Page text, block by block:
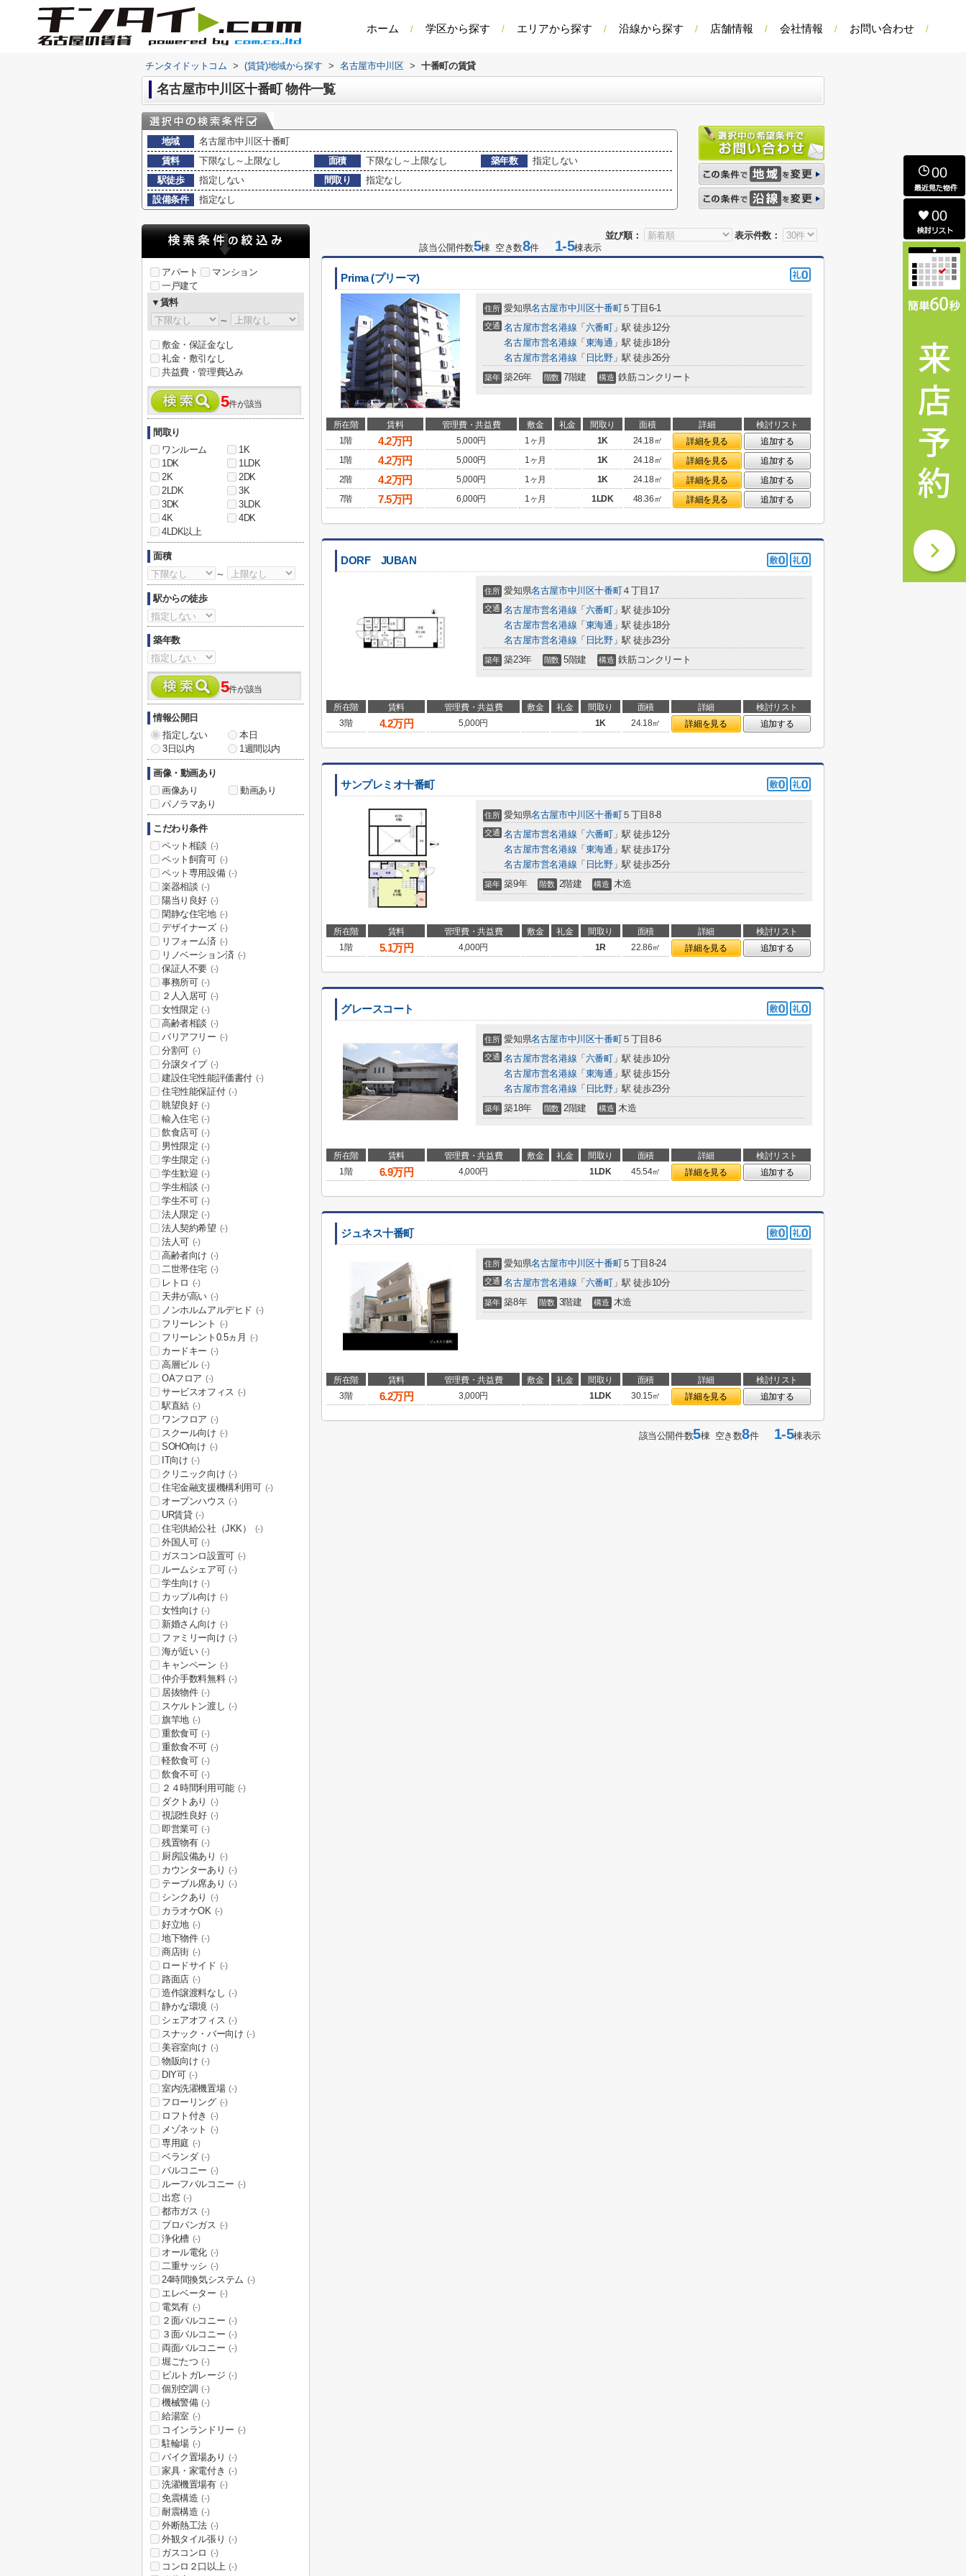
ホーム 学区から探す エリアから探す 沿線から探す 店舗情報 会社情報 お問い合わせ
チンタイドットコム > (賃貸)地域から探す > 名古屋市中川区 > 十番町の賃貸
名古屋市中川区十番町 物件一覧
地域
名古屋市中川区十番町
賃料
下限なし～上限なし 面積 下限なし～上限なし 築年数
指定しない
駅徒歩
指定しない 間取り
指定なし
設備条件
指定なし
並び順：
表示件数：
該当公開件数5棟 空き数8件 1-5棟表示
Prima (プリーマ)
住所 愛知県名古屋市中川区十番町５丁目6-1
交通 名古屋市営名港線 「 六番町」駅 徒歩12分
名古屋市営名港線 「 東海通 」駅 徒歩18分
名古屋市営名港線 「 日比野」駅 徒歩26分
築年 築26年 階数 7階建 構造 鉄筋コンクリート
所在階 賃料 管理費・共益費 敷金 礼金 間取り 面積 詳細
検討リスト
1階
4.2万円 5,000円 1ヶ月 1K 24.18㎡ 詳細を見る
追加する
1階
4.2万円 5,000円 1ヶ月 1K 24.18㎡ 詳細を見る
追加する
2階
4.2万円 5,000円 1ヶ月 1K 24.18㎡ 詳細を見る
追加する
7階
7.5万円 6,000円 1ヶ月 1LDK 48.36㎡ 詳細を見る 追加する
DORF JUBAN
住所 愛知県名古屋市中川区十番町４丁目17
交通 名古屋市営名港線 「 六番町」駅 徒歩10分
名古屋市営名港線 「 東海通 」駅 徒歩18分
名古屋市営名港線 「 日比野」駅 徒歩23分
築年 築23年 階数 5階建 構造 鉄筋コンクリート
所在階 賃料 管理費・共益費 敷金 礼金 間取り 面積 詳細
検討リスト
3階
4.2万円 5,000円 1K 24.18㎡ 詳細を見る 追加する
サンプレミオ十番町
住所 愛知県名古屋市中川区十番町５丁目8-8
交通 名古屋市営名港線 「 六番町」駅 徒歩12分
名古屋市営名港線 「 東海通 」駅 徒歩17分
名古屋市営名港線 「 日比野」駅 徒歩25分
築年 築9年 階数 2階建 構造 木造
所在階 賃料 管理費・共益費 敷金 礼金 間取り 面積 詳細
検討リスト
1階
5.1万円 4,000円 1R 22.86㎡ 詳細を見る 追加する
グレースコート
住所 愛知県名古屋市中川区十番町５丁目8-6
交通 名古屋市営名港線 「 六番町」駅 徒歩10分
名古屋市営名港線 「 東海通 」駅 徒歩15分
名古屋市営名港線 「 日比野」駅 徒歩23分
築年 築18年 階数 2階建 構造 木造
所在階 賃料 管理費・共益費 敷金 礼金 間取り 面積 詳細
検討リスト
1階
6.9万円 4,000円 1LDK 45.54㎡ 詳細を見る 追加する
ジュネス十番町
住所 愛知県名古屋市中川区十番町５丁目8-24
交通 名古屋市営名港線 「 六番町」駅 徒歩10分
築年 築8年 階数 3階建 構造 木造
所在階 賃料 管理費・共益費 敷金 礼金 間取り 面積 詳細
検討リスト
3階
6.2万円 3,000円 1LDK 30.15㎡ 詳細を見る 追加する
該当公開件数5棟 空き数8件1-5棟表示
アパート
マンション
一戸建て
▼賃料
～
敷金・保証金なし
礼金・敷引なし
共益費・管理費込み
5件が該当
間取り
ワンルーム
1K
1DK
1LDK
2K
2DK
2LDK
3K
3DK
3LDK
4K
4DK
4LDK以上
面積
～
駅からの徒歩
築年数
5件が該当
情報公開日
指定しない
本日
3日以内
1週間以内
画像・動画あり
画像あり
動画あり
パノラマあり
こだわり条件
ペット相談 (-)
ペット飼育可 (-)
ペット専用設備 (-)
楽器相談 (-)
陽当り良好 (-)
閑静な住宅地 (-)
デザイナーズ (-)
リフォーム済 (-)
リノベーション済 (-)
保証人不要 (-)
事務所可 (-)
２人入居可 (-)
女性限定 (-)
高齢者相談 (-)
バリアフリー (-)
分割可 (-)
分譲タイプ (-)
建設住宅性能評価書付 (-)
住宅性能保証付 (-)
眺望良好 (-)
輸入住宅 (-)
飲食店可 (-)
男性限定 (-)
学生限定 (-)
学生歓迎 (-)
学生相談 (-)
学生不可 (-)
法人限定 (-)
法人契約希望 (-)
法人可 (-)
高齢者向け (-)
二世帯住宅 (-)
レトロ (-)
天井が高い (-)
ノンホルムアルデヒド (-)
フリーレント (-)
フリーレント0.5ヵ月 (-)
カードキー (-)
高層ビル (-)
OAフロア (-)
サービスオフィス (-)
駅直結 (-)
ワンフロア (-)
スクール向け (-)
SOHO向け (-)
IT向け (-)
クリニック向け (-)
住宅金融支援機構利用可 (-)
オープンハウス (-)
UR賃貸 (-)
住宅供給公社（JKK） (-)
外国人可 (-)
ガスコンロ設置可 (-)
ルームシェア可 (-)
学生向け (-)
カップル向け (-)
女性向け (-)
新婚さん向け (-)
ファミリー向け (-)
海が近い (-)
キャンペーン (-)
仲介手数料無料 (-)
居抜物件 (-)
スケルトン渡し (-)
旗竿地 (-)
重飲食可 (-)
重飲食不可 (-)
軽飲食可 (-)
飲食不可 (-)
２４時間利用可能 (-)
ダクトあり (-)
視認性良好 (-)
即営業可 (-)
残置物有 (-)
厨房設備あり (-)
カウンターあり (-)
テーブル席あり (-)
シンクあり (-)
カラオケOK (-)
好立地 (-)
地下物件 (-)
商店街 (-)
ロードサイド (-)
路面店 (-)
造作譲渡料なし (-)
静かな環境 (-)
シェアオフィス (-)
スナック・バー向け (-)
美容室向け (-)
物販向け (-)
DIY可 (-)
室内洗濯機置場 (-)
フローリング (-)
ロフト付き (-)
メゾネット (-)
専用庭 (-)
ベランダ (-)
バルコニー (-)
ルーフバルコニー (-)
出窓 (-)
都市ガス (-)
プロパンガス (-)
浄化槽 (-)
オール電化 (-)
二重サッシ (-)
24時間換気システム (-)
エレベーター (-)
電気有 (-)
２面バルコニー (-)
３面バルコニー (-)
両面バルコニー (-)
堀ごたつ (-)
ビルトガレージ (-)
個別空調 (-)
機械警備 (-)
給湯室 (-)
コインランドリー (-)
駐輪場 (-)
バイク置場あり (-)
家具・家電付き (-)
洗濯機置場有 (-)
免震構造 (-)
耐震構造 (-)
外断熱工法 (-)
外観タイル張り (-)
ガスコンロ (-)
コンロ２口以上 (-)
00
00